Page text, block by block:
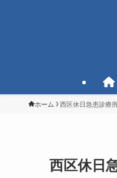
ホーム 西区休日急患診療
西区休日